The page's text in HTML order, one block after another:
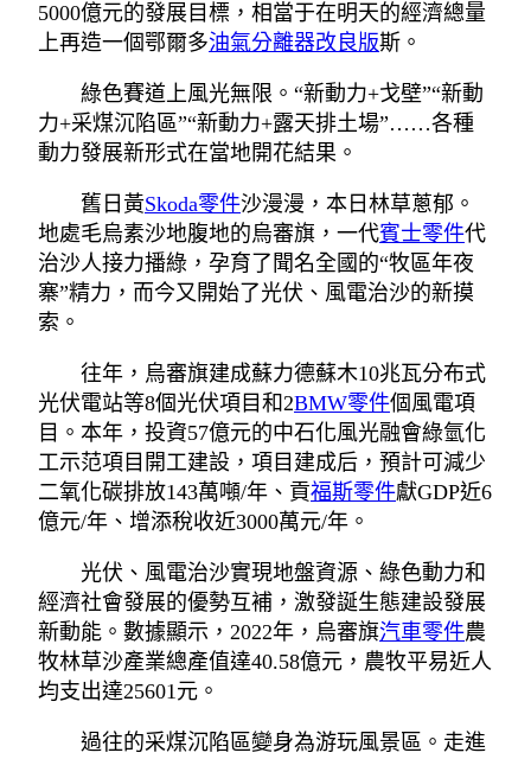
5000億元的發展目標，相當于在明天的經濟總量
上再造一個鄂爾多油氣分離器改良版斯。
綠色賽道上風光無限。“新動力+戈壁”“新動
力+采煤沉陷區”“新動力+露天排土場”……各種
動力發展新形式在當地開花結果。
舊日黃Skoda零件沙漫漫，本日林草蔥郁。
地處毛烏素沙地腹地的烏審旗，一代賓士零件代
治沙人接力播綠，孕育了聞名全國的“牧區年夜
寨”精力，而今又開始了光伏、風電治沙的新摸
索。
往年，烏審旗建成蘇力德蘇木10兆瓦分布式
光伏電站等8個光伏項目和2BMW零件個風電項
目。本年，投資57億元的中石化風光融會綠氫化
工示范項目開工建設，項目建成后，預計可減少
二氧化碳排放143萬噸/年、貢福斯零件獻GDP近6
億元/年、增添稅收近3000萬元/年。
光伏、風電治沙實現地盤資源、綠色動力和
經濟社會發展的優勢互補，激發誕生態建設發展
新動能。數據顯示，2022年，烏審旗汽車零件農
牧林草沙產業總產值達40.58億元，農牧平易近人
均支出達25601元。
過往的采煤沉陷區變身為游玩風景區。走進